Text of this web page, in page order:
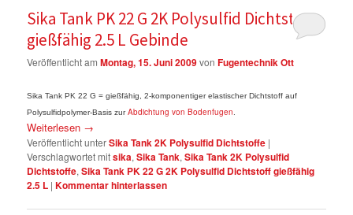
Sika Tank PK 22 G 2K Polysulfid Dichtstoff
gießfähig 2.5 L Gebinde
Veröffentlicht amMontag, 15. Juni 2009vonFugentechnik Ott
Sika Tank PK 22 G = gießfähig, 2-komponentiger elastischer Dichtstoff auf
Polysulfidpolymer-Basis zurAbdichtung von Bodenfugen
Weiterlesen →
Veröffentlicht unterSika Tank 2K Polysulfid Dichtstoffe |
Verschlagwortet mitsika,Sika Tank,Sika Tank 2K Polysulfid
Dichtstoffe,Sika Tank PK 22 G 2K Polysulfid Dichtstoff gießfähig
2.5 L |Kommentar hinterlassen